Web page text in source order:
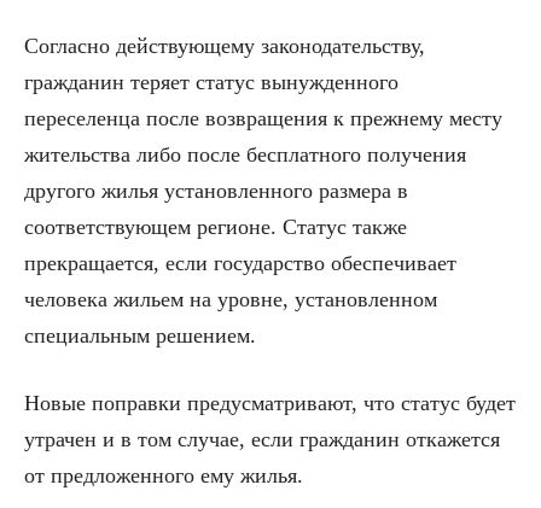
Согласно действующему законодательству,
гражданин теряет статус вынужденного
переселенца после возвращения к прежнему месту
жительства либо после бесплатного получения
другого жилья установленного размера в
соответствующем регионе. Статус также
прекращается, если государство обеспечивает
человека жильем на уровне, установленном
специальным решением.
Новые поправки предусматривают, что статус будет
утрачен и в том случае, если гражданин откажется
от предложенного ему жилья.